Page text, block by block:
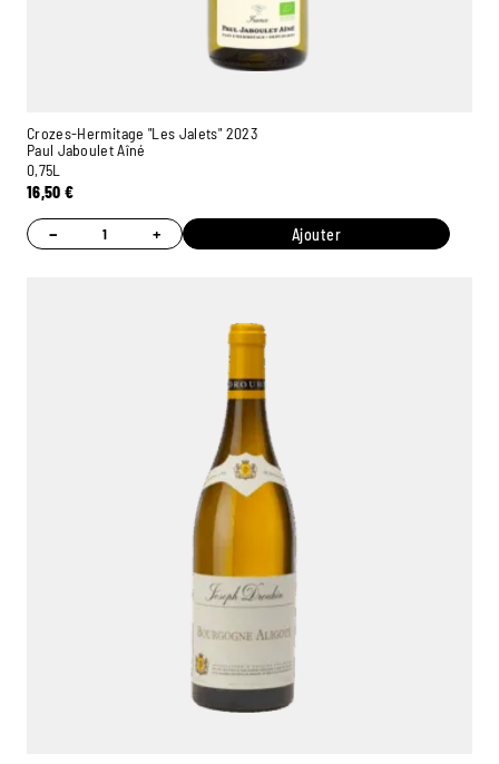
Crozes-Hermitage "Les Jalets" 2023
Paul Jaboulet Aîné
0,75L
16,50€
− + Ajouter